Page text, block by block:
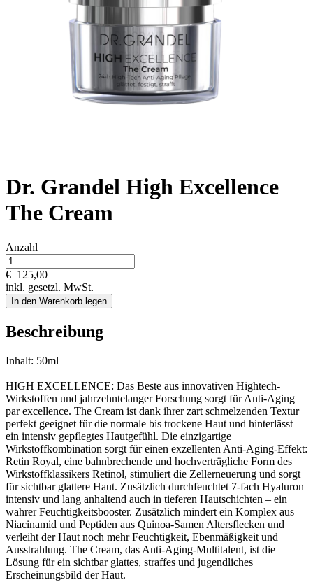
Dr. Grandel High Excellence
The Cream
Anzahl
€ 125,00
inkl. gesetzl. MwSt.
In den Warenkorb legen
Beschreibung
Inhalt: 50ml
HIGH EXCELLENCE: Das Beste aus innovativen Hightech-
Wirkstoffen und jahrzehntelanger Forschung sorgt für Anti-Aging
par excellence. The Cream ist dank ihrer zart schmelzenden Textur
perfekt geeignet für die normale bis trockene Haut und hinterlässt
ein intensiv gepflegtes Hautgefühl. Die einzigartige
Wirkstoffkombination sorgt für einen exzellenten Anti-Aging-Effekt:
Retin Royal, eine bahnbrechende und hochverträgliche Form des
Wirkstoffklassikers Retinol, stimuliert die Zellerneuerung und sorgt
für sichtbar glattere Haut. Zusätzlich durchfeuchtet 7-fach Hyaluron
intensiv und lang anhaltend auch in tieferen Hautschichten – ein
wahrer Feuchtigkeitsbooster. Zusätzlich mindert ein Komplex aus
Niacinamid und Peptiden aus Quinoa-Samen Altersflecken und
verleiht der Haut noch mehr Feuchtigkeit, Ebenmäßigkeit und
Ausstrahlung. The Cream, das Anti-Aging-Multitalent, ist die
Lösung für ein sichtbar glattes, straffes und jugendliches
Erscheinungsbild der Haut.